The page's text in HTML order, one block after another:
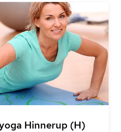
Hinnerup (H)